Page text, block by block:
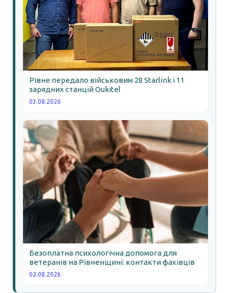
Рівне передало військовим 28 Starlink і 11
зарядних станцій Oukitel
03.08.2026
Безоплатна психологічна допомога для
ветеранів на Рівненщині: контакти фахівців
02.08.2026